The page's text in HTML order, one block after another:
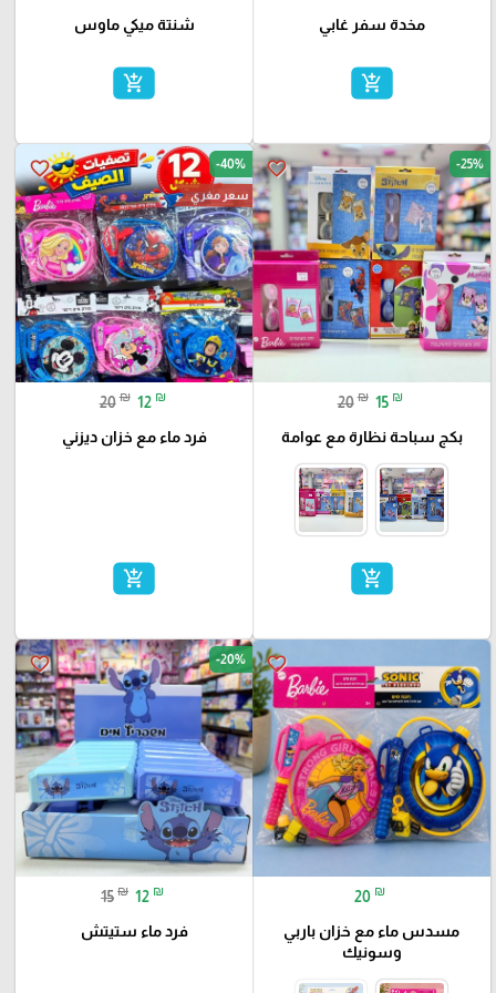
مخدة سفر غابي
add_shopping_cart
شنتة ميكي ماوس
add_shopping_cart
favorite_border -25%
20 ₪ 15 ₪
بكج سباحة نظارة مع عوامة
add_shopping_cart
favorite_border -40%
سعر مغري
20 ₪ 12 ₪
فرد ماء مع خزان ديزني
add_shopping_cart
favorite_border
20 ₪
مسدس ماء مع خزان باربي
وسونيك
favorite_border -20%
15 ₪ 12 ₪
فرد ماء ستيتش